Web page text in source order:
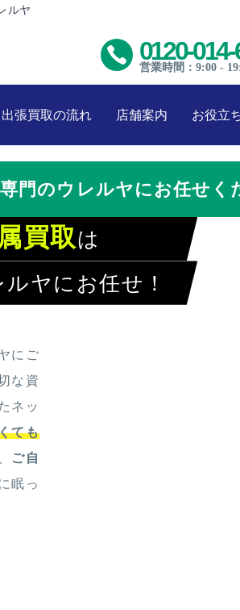
ルヤ
0120-
営業時間：9:00 -
出張買取の流れ 店舗案内 お役立
門のウレルヤにお任せく
買取は
ヤにお任せ！
ラク買取
にご
な資
ネッ
ても
ご自
眠っ